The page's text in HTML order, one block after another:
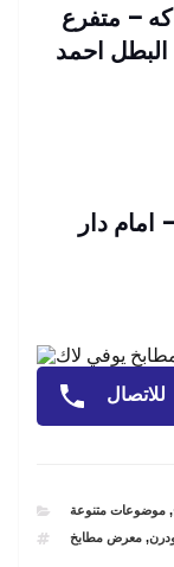
الفواكه – متفرع
احمد
دار
للاتصال
CATEGORIES ,موضوعات متنوعة
TAGS
,معرض مطابخ